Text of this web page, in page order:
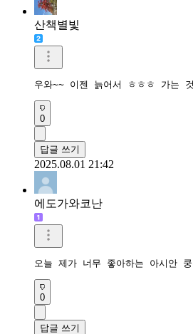
산책별빛
우와~~ 이젠 늙어서 ㅎㅎㅎ 가는
0
답글 쓰기
2025.08.01 21:42
에도가와코난
오늘 제가 너무 좋아하는 아시안
0
답글 쓰기